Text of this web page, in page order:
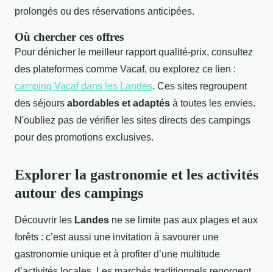
prolongés ou des réservations anticipées.
Où chercher ces offres
Pour dénicher le meilleur rapport qualité-prix, consultez
des plateformes comme Vacaf, ou explorez ce lien :
camping Vacaf dans les Landes. Ces sites regroupent
des séjours abordables et adaptés à toutes les envies.
N'oubliez pas de vérifier les sites directs des campings
pour des promotions exclusives.
Explorer la gastronomie et les activités
autour des campings
Découvrir les Landes ne se limite pas aux plages et aux
forêts : c’est aussi une invitation à savourer une
gastronomie unique et à profiter d’une multitude